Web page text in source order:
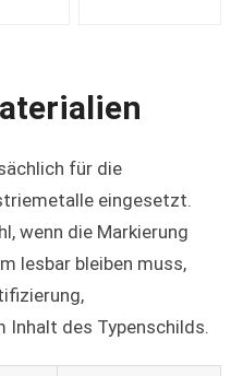
für die
eingesetzt.
wenn die Markierung
lesbar bleiben muss,
Inhalt des Typenschilds.